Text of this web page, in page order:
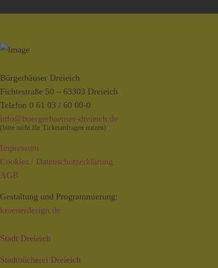
Bürgerhäuser Dreieich
Fichtestraße 50 – 63303 Dreieich
Telefon 0 61 03 / 60 00-0
info@buergerhaeuser-dreieich.de
(bitte nicht für Ticketanfragen nutzen)
Impressum
Cookies / Datenschutzerklärung
AGB
Gestaltung und Programmierung:
kroenerdesign.de
Stadt Dreieich
Stadtbücherei Dreieich